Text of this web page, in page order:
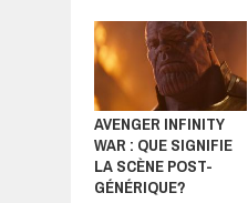
AVENGER INFINITY
WAR : QUE SIGNIFIE
LA SCÈNE POST-
GÉNÉRIQUE?